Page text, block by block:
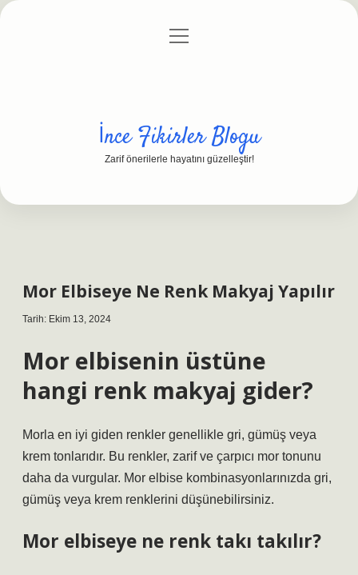
Gizlilik Politikası
menüyü
İnce Fikirler Blogu
Zarif önerilerle hayatını güzelleştir!
Mor Elbiseye Ne Renk Makyaj Yapılır
Tarih: Ekim 13, 2024
Mor elbisenin üstüne
hangi renk makyaj gider?
Morla en iyi giden renkler genellikle gri, gümüş veya
krem ​​tonlarıdır. Bu renkler, zarif ve çarpıcı mor tonunu
daha da vurgular. Mor elbise kombinasyonlarınızda gri,
gümüş veya krem ​​renklerini düşünebilirsiniz.
Mor elbiseye ne renk takı takılır?